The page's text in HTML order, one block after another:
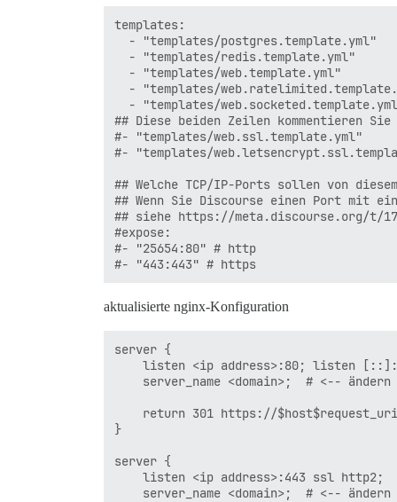
templates:
  - "templates/postgres.template.yml"
  - "templates/redis.template.yml"
  - "templates/web.template.yml"
- "templates/
- "templates/
## Diese beiden Zeilen kommentieren
#- "templates/web.ssl.template.yml"
#- "templates/
## Welche TCP/IP-Ports sollen von
## Wenn Sie Discourse einen Port mit
## siehe https://meta.discourse.org/t/
#expose:
#- "25654:80" # http
aktualisierte nginx-Konfiguration
server {
listen <ip address>:80; listen
server_name <domain>;  # <-- ändern
return 301 https://
}
server {
listen <ip address>:443 ssl http2;
server_name <domain>;  # <-- ändern